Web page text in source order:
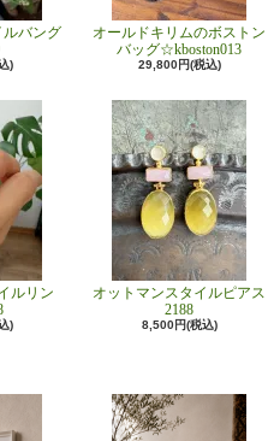
ルバング
)
オールドキリムのボストン
バッグ☆kboston013
29,800円(税込)
ルリン
)
オットマンスタイルピアス
2188
8,500円(税込)